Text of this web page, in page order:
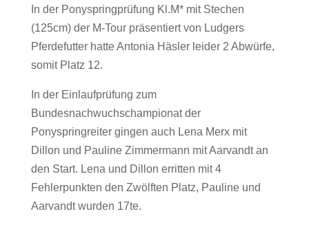
In der Ponyspringprüfung Kl.M* mit Stechen
(125cm) der M-Tour präsentiert von Ludgers
Pferdefutter hatte Antonia Häsler leider 2 Abwürfe,
somit Platz 12.
In der Einlaufprüfung zum
Bundesnachwuchschampionat der
Ponyspringreiter gingen auch Lena Merx mit
Dillon und Pauline Zimmermann mit Aarvandt an
den Start. Lena und Dillon erritten mit 4
Fehlerpunkten den Zwölften Platz, Pauline und
Aarvandt wurden 17te.